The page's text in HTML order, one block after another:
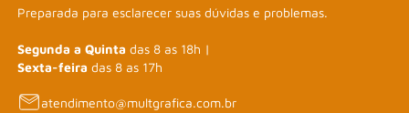
Preparada para esclarecer suas dúvidas e problemas.
Segunda a Quinta das 8 as 18h |
Sexta-feira das 8 as 17h
atendimento@multgrafica.com.br